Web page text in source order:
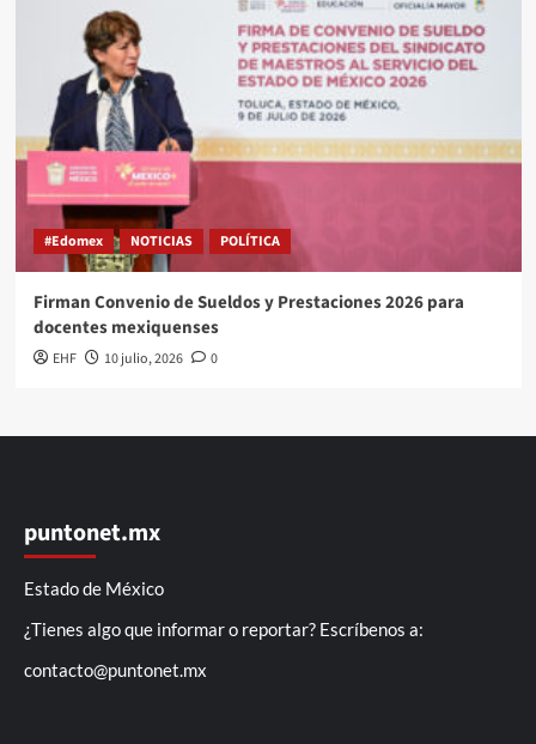
#Edomex NOTICIAS POLÍTICA
Firman Convenio de Sueldos y Prestaciones 2026 para
docentes mexiquenses
EHF 10 julio, 2026 0
puntonet.mx
Estado de México
¿Tienes algo que informar o reportar? Escríbenos a:
contacto@puntonet.mx